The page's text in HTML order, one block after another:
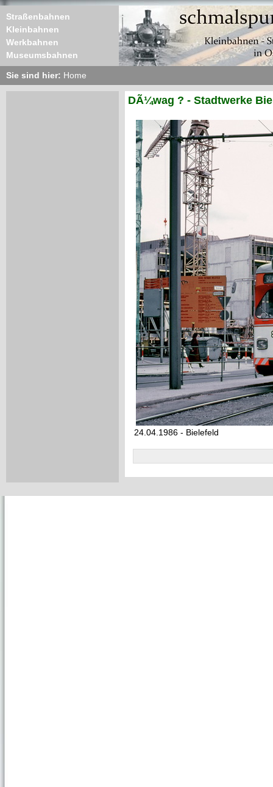
Straßenbahnen
Kleinbahnen
Werkbahnen
Museumsbahnen
Sie sind hier: Home
DÃ¼wag ? - Stadtwerke
24.04.1986 - Bielefeld